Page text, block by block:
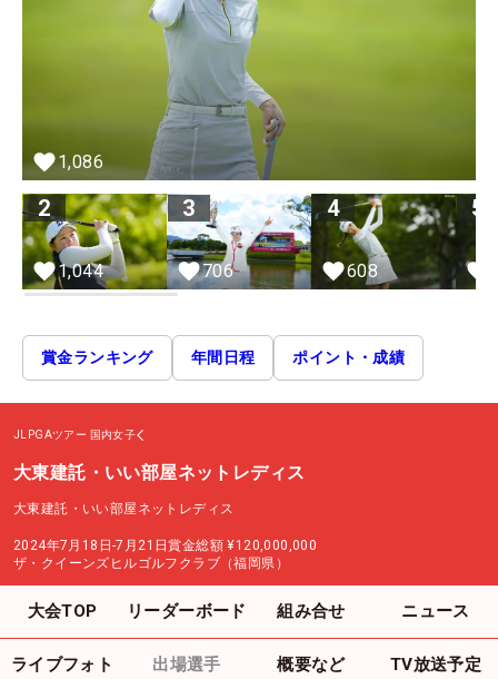
1,086
2
1,044
3
706
4
608
5
賞金ランキング 年間日程 ポイント・成績
JLPGAツアー 国内女子
大東建託・いい部屋ネットレディス
大東建託・いい部屋ネットレディス
2024年7月18日-7月21日賞金総額 ¥120,000,000
ザ・クイーンズヒルゴルフクラブ（福岡県）
大会TOP リーダーボード 組み合せ ニュース
ライブフォト 出場選手 概要など TV放送予定